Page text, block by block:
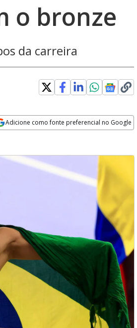
o bronze
da carreira
Adicione como fonte preferencial no Google